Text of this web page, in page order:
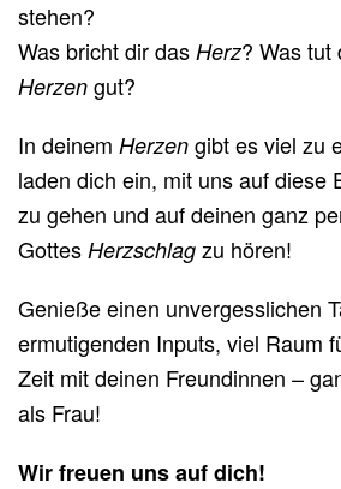
stehen?
Was bricht dir das Herz? Was tut
Herzen gut?
In deinem Herzen gibt es viel zu
laden dich ein, mit uns auf diese
zu gehen und auf deinen ganz
Gottes Herzschlag zu hören!
Genieße einen unvergesslichen
ermutigenden Inputs, viel Raum
Zeit mit deinen Freundinnen –
als Frau!
Wir freuen uns auf dich!